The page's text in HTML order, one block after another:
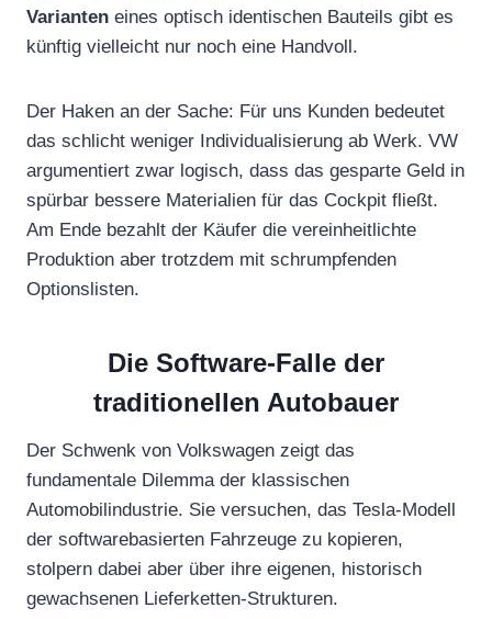
Varianten eines optisch identischen Bauteils gibt es
künftig vielleicht nur noch eine Handvoll.
Der Haken an der Sache: Für uns Kunden bedeutet
das schlicht weniger Individualisierung ab Werk. VW
argumentiert zwar logisch, dass das gesparte Geld in
spürbar bessere Materialien für das Cockpit fließt.
Am Ende bezahlt der Käufer die vereinheitlichte
Produktion aber trotzdem mit schrumpfenden
Optionslisten.
Die Software-Falle der
traditionellen Autobauer
Der Schwenk von Volkswagen zeigt das
fundamentale Dilemma der klassischen
Automobilindustrie. Sie versuchen, das Tesla-Modell
der softwarebasierten Fahrzeuge zu kopieren,
stolpern dabei aber über ihre eigenen, historisch
gewachsenen Lieferketten-Strukturen.